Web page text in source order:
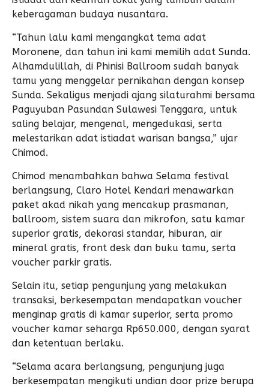
keberagaman budaya nusantara.
“Tahun lalu kami mengangkat tema adat
Moronene, dan tahun ini kami memilih adat Sunda.
Alhamdulillah, di Phinisi Ballroom sudah banyak
tamu yang menggelar pernikahan dengan konsep
Sunda. Sekaligus menjadi ajang silaturahmi bersama
Paguyuban Pasundan Sulawesi Tenggara, untuk
saling belajar, mengenal, mengedukasi, serta
melestarikan adat istiadat warisan bangsa,” ujar
Chimod.
Chimod menambahkan bahwa Selama festival
berlangsung, Claro Hotel Kendari menawarkan
paket akad nikah yang mencakup prasmanan,
ballroom, sistem suara dan mikrofon, satu kamar
superior gratis, dekorasi standar, hiburan, air
mineral gratis, front desk dan buku tamu, serta
voucher parkir gratis.
Selain itu, setiap pengunjung yang melakukan
transaksi, berkesempatan mendapatkan voucher
menginap gratis di kamar superior, serta promo
voucher kamar seharga Rp650.000, dengan syarat
dan ketentuan berlaku.
“Selama acara berlangsung, pengunjung juga
berkesempatan mengikuti undian door prize berupa